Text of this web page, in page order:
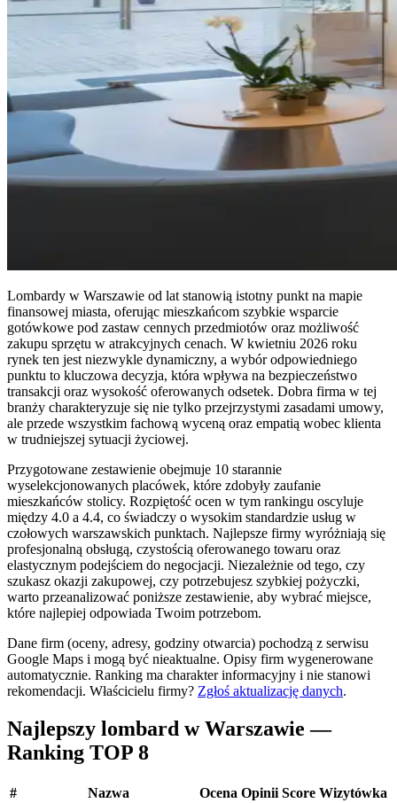
Lombardy w Warszawie od lat stanowią istotny punkt na mapie
finansowej miasta, oferując mieszkańcom szybkie wsparcie
gotówkowe pod zastaw cennych przedmiotów oraz możliwość
zakupu sprzętu w atrakcyjnych cenach. W kwietniu 2026 roku
rynek ten jest niezwykle dynamiczny, a wybór odpowiedniego
punktu to kluczowa decyzja, która wpływa na bezpieczeństwo
transakcji oraz wysokość oferowanych odsetek. Dobra firma w tej
branży charakteryzuje się nie tylko przejrzystymi zasadami umowy,
ale przede wszystkim fachową wyceną oraz empatią wobec klienta
w trudniejszej sytuacji życiowej.
Przygotowane zestawienie obejmuje 10 starannie
wyselekcjonowanych placówek, które zdobyły zaufanie
mieszkańców stolicy. Rozpiętość ocen w tym rankingu oscyluje
między 4.0 a 4.4, co świadczy o wysokim standardzie usług w
czołowych warszawskich punktach. Najlepsze firmy wyróżniają się
profesjonalną obsługą, czystością oferowanego towaru oraz
elastycznym podejściem do negocjacji. Niezależnie od tego, czy
szukasz okazji zakupowej, czy potrzebujesz szybkiej pożyczki,
warto przeanalizować poniższe zestawienie, aby wybrać miejsce,
które najlepiej odpowiada Twoim potrzebom.
Dane firm (oceny, adresy, godziny otwarcia) pochodzą z serwisu
Google Maps i mogą być nieaktualne. Opisy firm wygenerowane
automatycznie. Ranking ma charakter informacyjny i nie stanowi
rekomendacji. Właścicielu firmy? Zgłoś aktualizację danych.
Najlepszy lombard w Warszawie —
Ranking TOP 8
# Nazwa Ocena Opinii Score Wizytówka